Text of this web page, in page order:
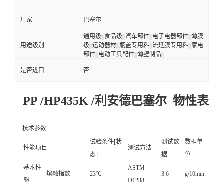
厂家 巴塞尔
用途级别
通用级|||食品级|||汽车部件|||电子电器部件|||薄膜
级|||运动器材|||瓶盖专用料|||流延膜专用料|||家电
部件|||电动工具配件|||薄壁制品|||
是否进口 否
PP /HP435K /利安德巴塞尔 物性表
技术参数
性能项目
试验条件[状
态]
测试方法
测试数
据
数据单
位
基本性
能
熔融指数 23℃
ASTM
D1238
3.6 g/10min